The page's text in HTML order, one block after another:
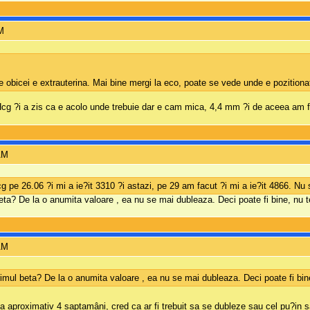
obicei e extrauterina. Mai bine mergi la eco, poate se vede unde e
?i a zis ca e acolo unde trebuie dar e cam mica, 4,4 mm ?i de aceea
pe 26.06 ?i mi a ie?it 3310 ?i astazi, pe 29 am facut ?i mi a ie?it 4866.
De la o anumita valoare , ea nu se mai dubleaza. Deci poate fi bine,
beta? De la o anumita valoare , ea nu se mai dubleaza. Deci poate fi
aproximativ 4 saptamâni, cred ca ar fi trebuit sa se dubleze sau cel pu?in